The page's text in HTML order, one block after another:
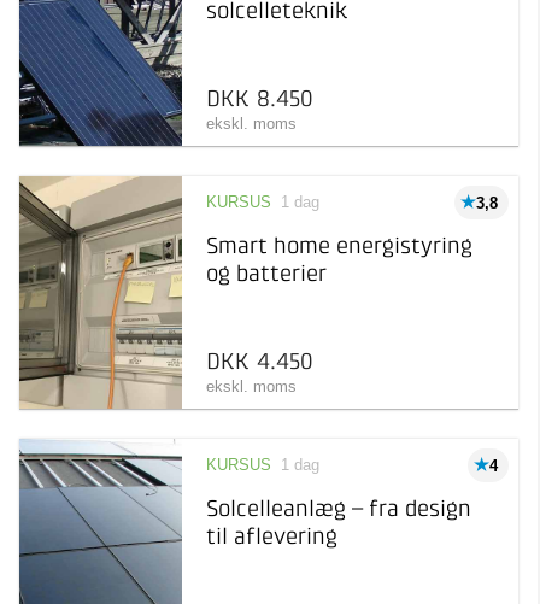
specifikt emne
Webinar
Online seminar med live
oplæg
Afholdelsesgarantisolcelleteknik
DKK 8.450
ekskl. moms
3,8
KURSUS 1 dag
Smart home energistyring
og batterier
DKK 4.450
ekskl. moms
4
KURSUS 1 dag
Solcelleanlæg – fra design
til aflevering